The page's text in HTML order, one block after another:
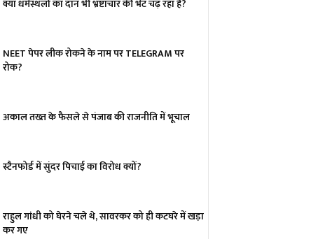
क्या धर्मस्थलों का दान भी भ्रष्टाचार की भेंट चढ़ रहा है?
NEET पेपर लीक रोकने के नाम पर TELEGRAM पर
रोक?
अकाल तख्त के फैसले से पंजाब की राजनीति में भूचाल
स्टैनफोर्ड में सुंदर पिचाई का विरोध क्यों?
राहुल गांधी को घेरने चले थे, सावरकर को ही कटघरे में खड़ा
कर गए